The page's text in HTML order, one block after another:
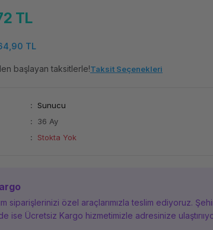
TL
TL
başlayan taksitlerle!Taksit Seçenekleri
Sunucu
36 Ay
Stokta Yok
siparişlerinizi özel araçlarımızla teslim ediyoruz.
ise Ücretsiz Kargo hizmetimizle adresinize